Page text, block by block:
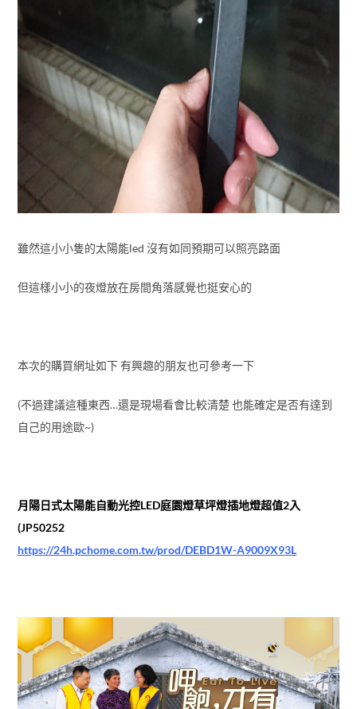
雖然這小小隻的太陽能led 沒有如同預期可以照亮路面
但這樣小小的夜燈放在房間角落感覺也挺安心的
本次的購買網址如下 有興趣的朋友也可參考一下
(不過建議這種東西…還是現場看會比較清楚 也能確定是否有達到
自己的用途歐~)
月陽日式太陽能自動光控LED庭園燈草坪燈插地燈超值2入
(JP50252
https://24h.pchome.com.tw/prod/DEBD1W-A9009X93L